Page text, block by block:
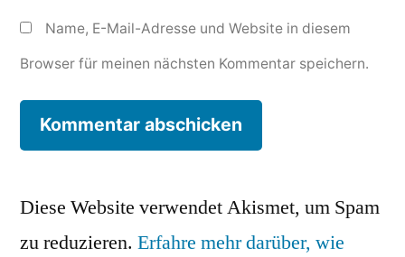
Name, E-Mail-Adresse und Website in diesem
Browser für meinen nächsten Kommentar speichern.
Diese Website verwendet Akismet, um Spam
zu reduzieren. Erfahre mehr darüber, wie